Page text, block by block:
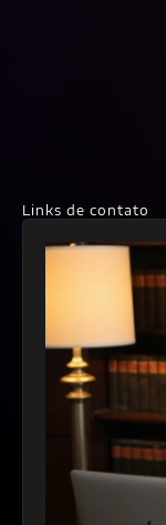
Links de contato